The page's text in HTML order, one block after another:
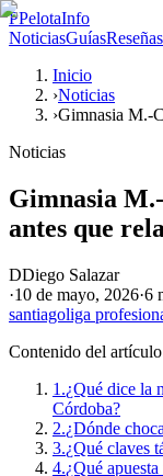
PPelotaInfo
NoticiasGuíasReseñas
Inicio
›Noticias
›Gimnasia M.-
Noticias
Gimnasia
antes que
DDiego Salazar
·10 de mayo, 2026·6
santiagoliga
Contenido del artículo
1.¿Qué dice la
Córdoba?
2.¿Dónde
3.¿Qué claves
4.¿Qué